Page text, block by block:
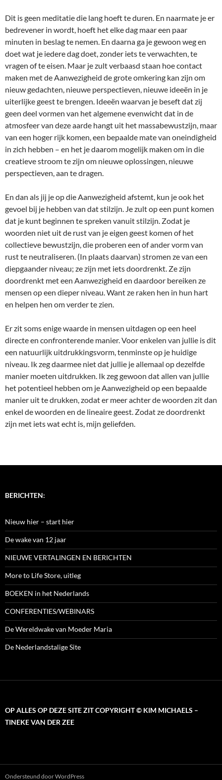
Dit is geen meditatie die lang hoeft te duren. En naarmate je er
bedrevener in wordt, hoeft het elke dag maar een paar
minuten in beslag te nemen. En daarna ga je gewoon weg en
doet wat je iedere dag doet, zonder iets te verwachten, te
vragen of te eisen. Maar je zult verbaasd staan hoe contact
maken met de Aanwezigheid de grote omkering kan zijn om
nieuw gedachten, nieuwe perspectieven, nieuwe ideeën in je
uiterlijke geest te brengen. Ideeën waarvan je beseft dat zij
geen deel vormen van het algemene evenwicht dat in de
atmosfeer van deze aarde hangt uit het massabewustzijn, maar
van een hoger rijk komen, een bepaalde mate van oneindigheid
in zich hebben – en het je daarom mogelijk maken om in die
creatieve stroom te zijn om nieuwe oplossingen, nieuwe
perspectieven, aan te dragen.
En dan als jij je op die Aanwezigheid afstemt, kun je ook het
gevoel bij je hebben van dat stilzijn. Je zult op een punt komen
dat je kunt beginnen te spreken vanuit stilzijn. Zodat je
woorden niet uit de rust van je eigen geest komen of het
collectieve bewustzijn, die proberen een of ander vorm van
rust te neutraliseren. (In plaats daarvan) stromen ze van een
diepgaander niveau; ze zijn met iets doordrenkt. Ze zijn
doordrenkt met een Aanwezigheid en daardoor bereiken ze
mensen op een dieper niveau. Want ze raken hen in hun hart
en helpen hen om verder te zien.
Er zit soms enige waarde in mensen uitdagen op een heel
directe en confronterende manier. Voor enkelen van jullie is dit
een natuurlijk uitdrukkingsvorm, tenminste op je huidige
niveau. Ik zeg daarmee niet dat jullie je allemaal op dezelfde
manier moeten uitdrukken. Ik zeg gewoon dat allen van jullie
het potentieel hebben om je Aanwezigheid op een bepaalde
manier uit te drukken, zodat er meer achter de woorden zit dan
enkel de woorden en de lineaire geest. Zodat ze doordrenkt
zijn met iets wat echt is, mijn geliefden.
BERICHTEN:
Nieuw hier – start hier
De wake van 12 jaar
NIEUWE VERTALINGEN EN BERICHTEN
More to Life Store, uitleg
BOEKEN in het Nederlands
CONFERENTIES/WEBINARS
De Wereldwake van Moeder Maria
De Nederlandstalige Site
OP ALLES OP DEZE SITE ZIT COPYRIGHT © KIM MICHAELS –
TINEKE VAN DER ZEE
Ondersteund door WordPress